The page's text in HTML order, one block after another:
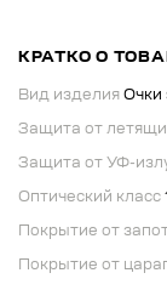
КРАТКО О
Вид изделия Очки
Защита от
Защита от УФ-
Оптический класс
Покрытие от
Покрытие от